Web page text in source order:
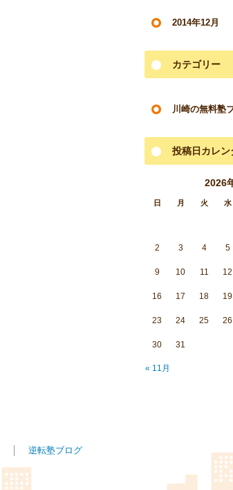
2014年12月
カテゴリー
川崎の無料塾
投稿日カレン
2026
日 月 火 水
« 11月
2 3 4 5
9 10 11 12
16 17 18 19
23 24 25 26
30 31
逆転塾ブログ